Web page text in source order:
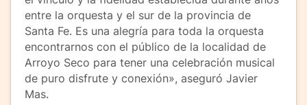
entre la orquesta y el sur de la provincia de
Santa Fe. Es una alegría para toda la orquesta
encontrarnos con el público de la localidad de
Arroyo Seco para tener una celebración musical
de puro disfrute y conexión», aseguró Javier
Mas.